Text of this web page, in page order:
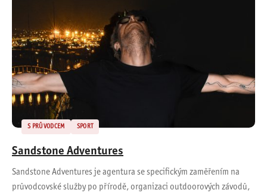
S PRŮVODCEM SPORT
Sandstone Adventures
Sandstone Adventures je agentura se specifickým zaměřením na
průvodcovské služby po přírodě, organizaci outdoorových závodů,